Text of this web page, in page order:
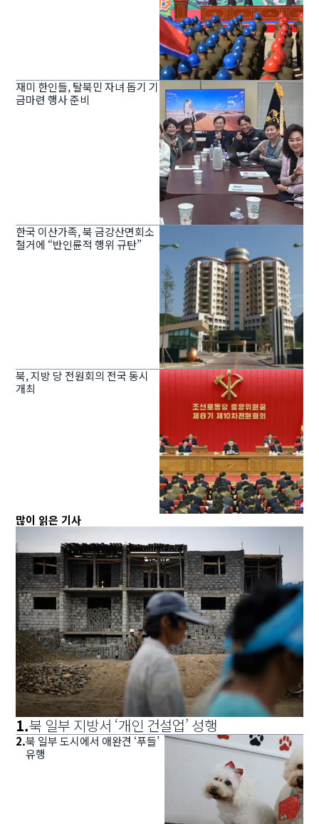
재미 한인들, 탈북민 자녀 돕기 기
금마련 행사 준비
한국 이산가족, 북 금강산면회소
철거에 “반인륜적 행위 규탄”
북, 지방 당 전원회의 전국 동시
개최
많이 읽은 기사
1.북 일부 지방서 ‘개인 건설업’ 성행
2.북 일부 도시에서 애완견 ‘푸들’
유행